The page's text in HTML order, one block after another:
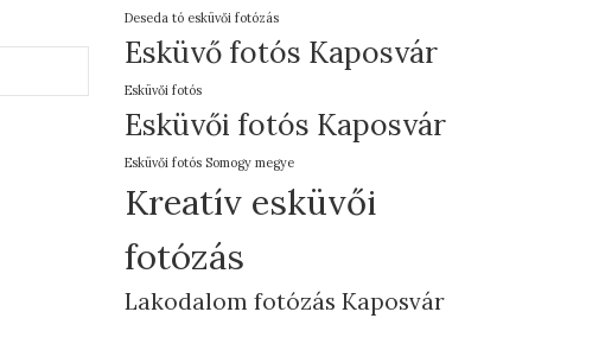
Deseda tó esküvői fotózás
Esküvő fotós Kaposvár
Esküvői fotós
Esküvői fotós Kaposvár
Esküvői fotós Somogy megye
Kreatív esküvői
fotózás
Lakodalom fotózás Kaposvár